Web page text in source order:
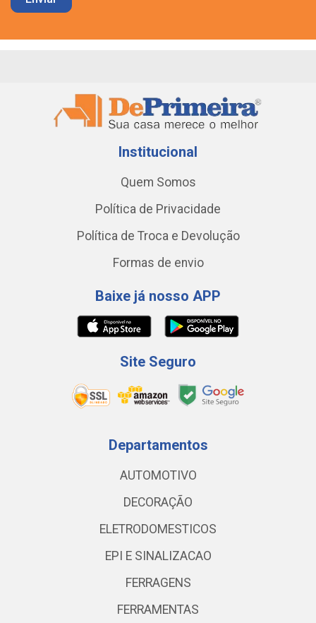
Institucional
Quem Somos
Política de Privacidade
Política de Troca e Devolução
Formas de envio
Baixe já nosso APP
Site Seguro
Departamentos
AUTOMOTIVO
DECORAÇÃO
ELETRODOMESTICOS
EPI E SINALIZACAO
FERRAGENS
FERRAMENTAS